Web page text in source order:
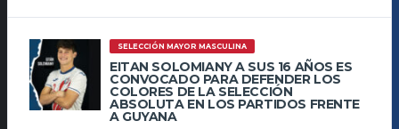
SELECCIÓN MAYOR MASCULINA
EITAN SOLOMIANY A SUS 16 AÑOS ES
CONVOCADO PARA DEFENDER LOS
COLORES DE LA SELECCIÓN
ABSOLUTA EN LOS PARTIDOS FRENTE
A GUYANA